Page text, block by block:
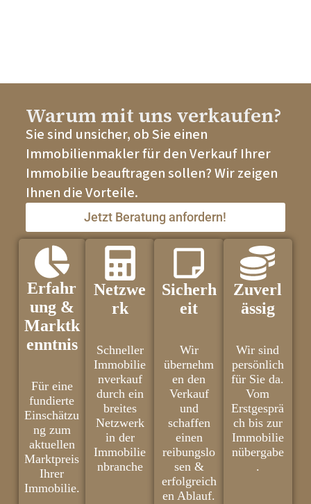
Warum mit uns verkaufen?
Sie sind unsicher, ob Sie einen
Immobilienmakler für den Verkauf Ihrer
Immobilie beauftragen sollen? Wir zeigen
Ihnen die Vorteile.
Jetzt Beratung anfordern!
Erfahr
ung &
Marktk
enntnis
Für eine
fundierte
Einschätzu
ng zum
aktuellen
Marktpreis
Ihrer
Immobilie.
Netzwe
rk
Schneller
Immobilie
nverkauf
durch ein
breites
Netzwerk
in der
Immobilie
nbranche
Sicherh
eit
Wir
übernehm
en den
Verkauf
und
schaffen
einen
reibungslo
sen &
erfolgreich
en Ablauf.
Zuverl
ässig
Wir sind
persönlich
für Sie da.
Vom
Erstgesprä
ch bis zur
Immobilie
nübergabe
.